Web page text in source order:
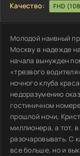
Качество:
FHD
Молодой наивный
Москву в надежде
начала вынужден
«трезвого
ночного клуба
недоразумению
гостиничном
прошлой ночи,
миллионера, а тот,
разочаровывать. С
все больше, но и